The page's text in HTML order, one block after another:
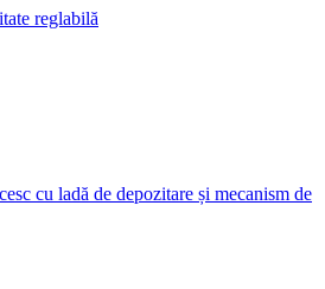
reglabilă
cu ladă de depozitare și mecanism de